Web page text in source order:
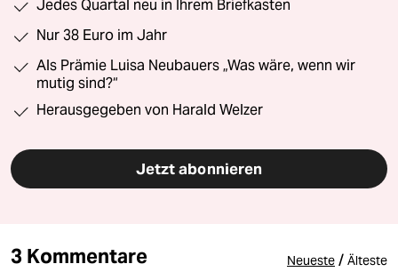
Jedes Quartal neu in Ihrem Briefkasten
Nur 38 Euro im Jahr
Als Prämie Luisa Neubauers „Was wäre, wenn wir
mutig sind?“
Herausgegeben von Harald Welzer
Jetzt abonnieren
3 Kommentare Neueste / Älteste